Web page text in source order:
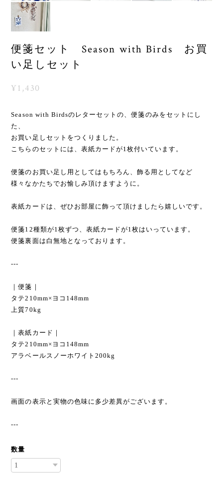
便箋セット Season with Birds お買
い足しセット
¥1,430
Season with Birdsのレターセットの、便箋のみをセットにし
た、
お買い足しセットをつくりました。
こちらのセットには、表紙カードが1枚付いています。
便箋のお買い足し用としてはもちろん、飾る用としてなど
様々なかたちでお愉しみ頂けますように。
表紙カードは、ぜひお部屋に飾って頂けましたら嬉しいです。
便箋12種類が1枚ずつ、表紙カードが1枚はいっています。
便箋裏面は白無地となっております。
---
｜便箋｜
タテ210mm×ヨコ148mm
上質70kg
｜表紙カード｜
タテ210mm×ヨコ148mm
アラベールスノーホワイト200kg
---
画面の表示と実物の色味に多少差異がございます。
---
数量